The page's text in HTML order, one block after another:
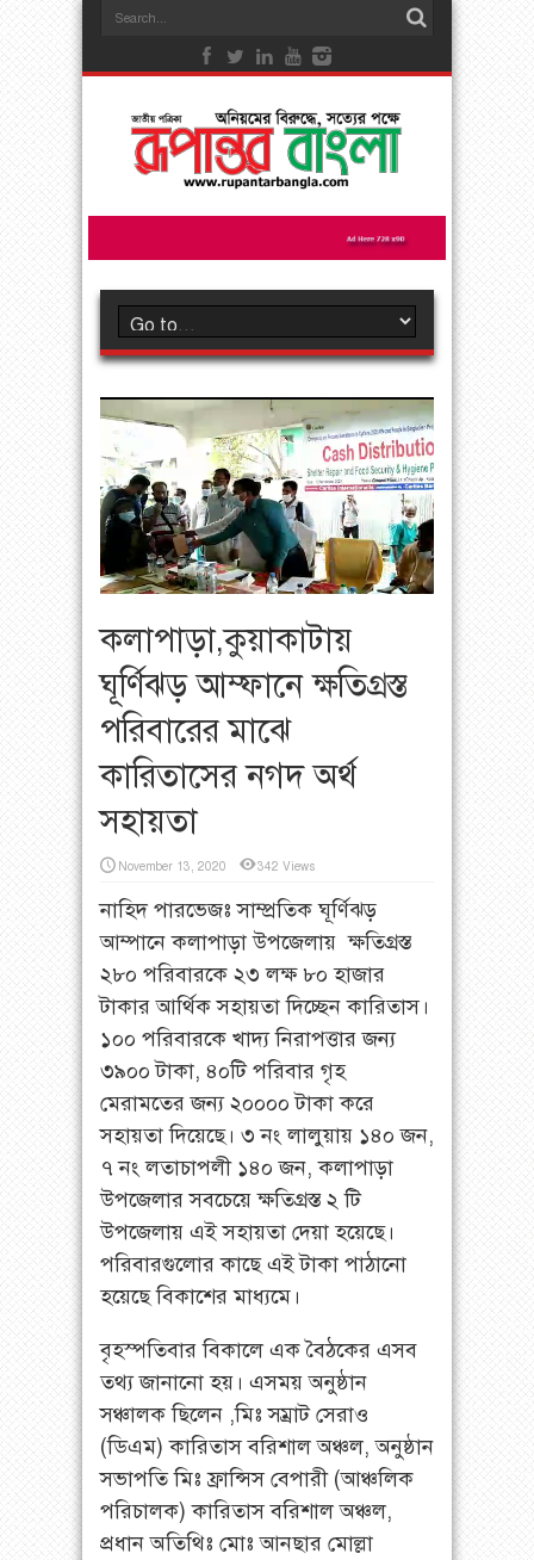
কলাপাড়া,কুয়াকাটায়
ঘূর্ণিঝড় আম্ফানে ক্ষতিগ্রস্ত
পরিবারের মাঝে
কারিতাসের নগদ অর্থ
সহায়তা
November 13, 2020 342 Views
নাহিদ পারভেজঃ সাম্প্রতিক ঘূর্ণিঝড়
আম্পানে কলাপাড়া উপজেলায় ক্ষতিগ্রস্ত
২৮০ পরিবারকে ২৩ লক্ষ ৮০ হাজার
টাকার আর্থিক সহায়তা দিচ্ছেন কারিতাস।
১০০ পরিবারকে খাদ্য নিরাপত্তার জন্য
৩৯০০ টাকা, ৪০টি পরিবার গৃহ
মেরামতের জন্য ২০০০০ টাকা করে
সহায়তা দিয়েছে। ৩ নং লালুয়ায় ১৪০ জন,
৭ নং লতাচাপলী ১৪০ জন, কলাপাড়া
উপজেলার সবচেয়ে ক্ষতিগ্রস্ত ২ টি
উপজেলায় এই সহায়তা দেয়া হয়েছে।
পরিবারগুলোর কাছে এই টাকা পাঠানো
হয়েছে বিকাশের মাধ্যমে।
বৃহস্পতিবার বিকালে এক বৈঠকের এসব
তথ্য জানানো হয়। এসময় অনুষ্ঠান
সঞ্চালক ছিলেন ,মিঃ সম্রাট সেরাও
(ডিএম) কারিতাস বরিশাল অঞ্চল, অনুষ্ঠান
সভাপতি মিঃ ফ্রান্সিস বেপারী (আঞ্চলিক
পরিচালক) কারিতাস বরিশাল অঞ্চল,
প্রধান অতিথিঃ মোঃ আনছার মোল্লা